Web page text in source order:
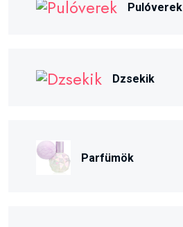
Pulóverek
Dzsekik
Parfümök